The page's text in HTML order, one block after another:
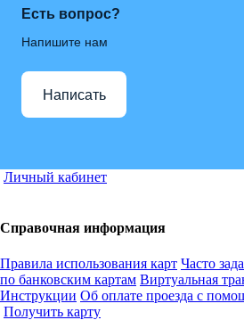
Есть вопрос?
Напишите нам
Написать
Личный кабинет
Справочная информация
Правила использования карт Часто
по банковским картам Виртуальная
Инструкции Об оплате проезда с
Получить карту